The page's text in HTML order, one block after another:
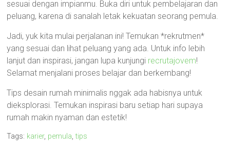
sesuai dengan impianmu. Buka diri untuk pembelajaran dan
peluang, karena di sanalah letak kekuatan seorang pemula.
Jadi, yuk kita mulai perjalanan ini! Temukan *rekrutmen*
yang sesuai dan lihat peluang yang ada. Untuk info lebih
lanjut dan inspirasi, jangan lupa kunjungi recrutajovem!
Selamat menjalani proses belajar dan berkembang!
Tips desain rumah minimalis nggak ada habisnya untuk
dieksplorasi. Temukan inspirasi baru setiap hari supaya
rumah makin nyaman dan estetik!
Tags: karier, pemula,tips